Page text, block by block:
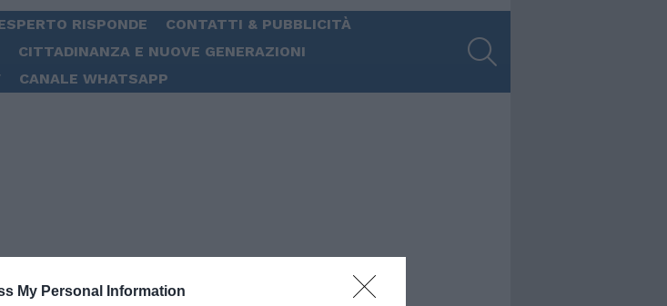
My Personal Information
RISPONDE
CONTATTI & PUBBLICITÀ
CITTADINANZA E NUOVE GENERAZIONI
CANALE WHATSAPP